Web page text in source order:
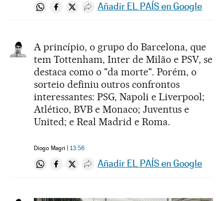
Compartir en Whatsapp
Compartir en Facebook
Compartir en Twitter
Desplegar Redes Sociales
Añadir EL PAÍS en Google
A princípio, o grupo do Barcelona, que
tem Tottenham, Inter de Milão e PSV, se
destaca como o "da morte". Porém, o
sorteio definiu outros confrontos
interessantes: PSG, Napoli e Liverpool;
Atlético, BVB e Monaco; Juventus e
United; e Real Madrid e Roma.
Diogo Magri 13:56
Compartir en Whatsapp
Compartir en Facebook
Compartir en Twitter
Desplegar Redes Sociales
Añadir EL PAÍS en Google